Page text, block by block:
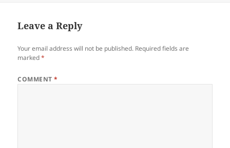
Leave a Reply
Your email address will not be published. Required fields are
marked*
COMMENT*